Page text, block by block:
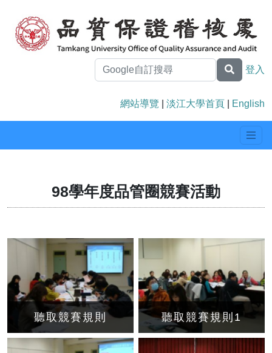
登入
網站導覽 淡江大學首頁 English
98學年度品管圈競賽活動
聽取競賽規則 聽取競賽規則1